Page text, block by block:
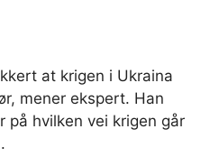
at krigen i Ukraina
mener ekspert. Han
på hvilken vei krigen går